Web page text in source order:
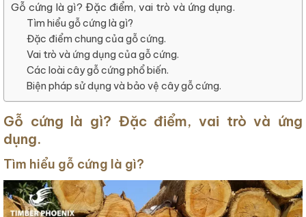
Gỗ cứng là gì? Đặc điểm, vai trò và ứng dụng.
Tìm hiểu gỗ cứng là gì?
Đặc điểm chung của gỗ cứng.
Vai trò và ứng dụng của gỗ cứng.
Các loài cây gỗ cứng phổ biến.
Biện pháp sử dụng và bảo vệ cây gỗ cứng.
Gỗ cứng là gì? Đặc điểm, vai trò và ứng
dụng.
Tìm hiểu gỗ cứng là gì?